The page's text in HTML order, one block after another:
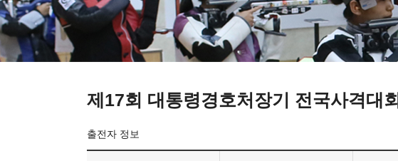
제17회 대통령경호처장기 전국사격대회
출전자 정보